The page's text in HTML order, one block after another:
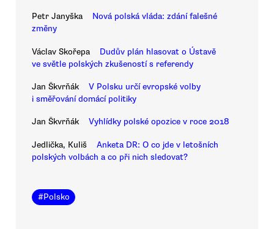
Petr Janyška
Nová polská vláda: zdání falešné
změny
Václav Skořepa
Dudův plán hlasovat o Ústavě
ve světle polských zkušeností s referendy
Jan Škvrňák
V Polsku určí evropské volby
i směřování domácí politiky
Jan Škvrňák Vyhlídky polské opozice v roce 2018
Jedlička, Kuliš
Anketa DR: O co jde v letošních
polských volbách a co při nich sledovat?
#Polsko